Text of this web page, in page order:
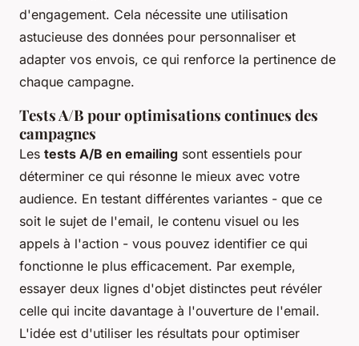
d'engagement. Cela nécessite une utilisation
astucieuse des données pour personnaliser et
adapter vos envois, ce qui renforce la pertinence de
chaque campagne.
Tests A/B pour optimisations continues des
campagnes
Les tests A/B en emailing sont essentiels pour
déterminer ce qui résonne le mieux avec votre
audience. En testant différentes variantes - que ce
soit le sujet de l'email, le contenu visuel ou les
appels à l'action - vous pouvez identifier ce qui
fonctionne le plus efficacement. Par exemple,
essayer deux lignes d'objet distinctes peut révéler
celle qui incite davantage à l'ouverture de l'email.
L'idée est d'utiliser les résultats pour optimiser